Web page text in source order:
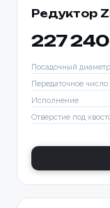
Редуктор
227
Посадочный
Передаточное число
Исполнение
Отверстие под